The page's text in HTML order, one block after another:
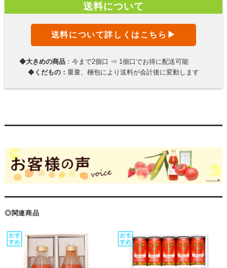
送料について
送料について詳しくはこちら▶
◆大きめの商品：今まで2個口 ⇒ 1個口でお得に配送可能
◆ くだもの： 重量、梱包により送料が会計後に変動します
◎関連商品